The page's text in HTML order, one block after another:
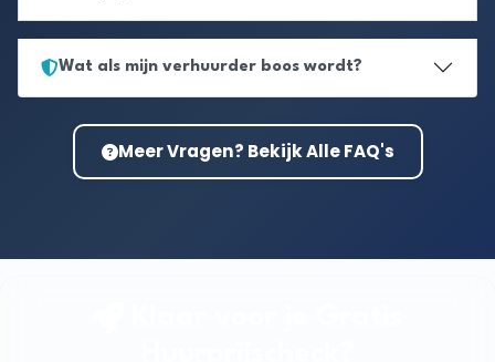
Wat als mijn verhuurder boos wordt?
Meer Vragen? Bekijk Alle FAQ's